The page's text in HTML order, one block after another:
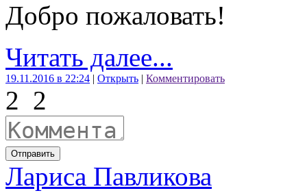
Добро пожаловать!
Читать далее...
19.11.2016 в 22:24 | Открыть | Комментировать
2 2
Отправить
Лариса Павликова